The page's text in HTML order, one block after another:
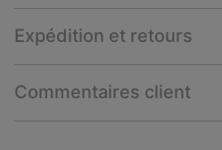
Expédition et retours
Commentaires client